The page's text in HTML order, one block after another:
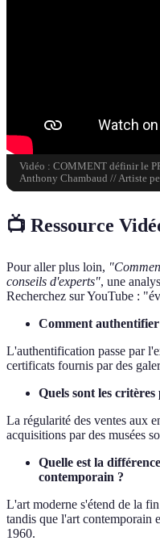
Vidéo : COMMENT définir le
Anthony Chambaud // Artiste
📺 Ressource
Pour aller plus loin,
conseils d'experts", une
Recherchez sur YouTube :
Comment
L'authentification passe par
certificats fournis par des
Quels sont les
La régularité des ventes aux
acquisitions par des musées
Quelle est la
contemporain ?
L'art moderne s'étend de la
tandis que l'art contemporain
1960.